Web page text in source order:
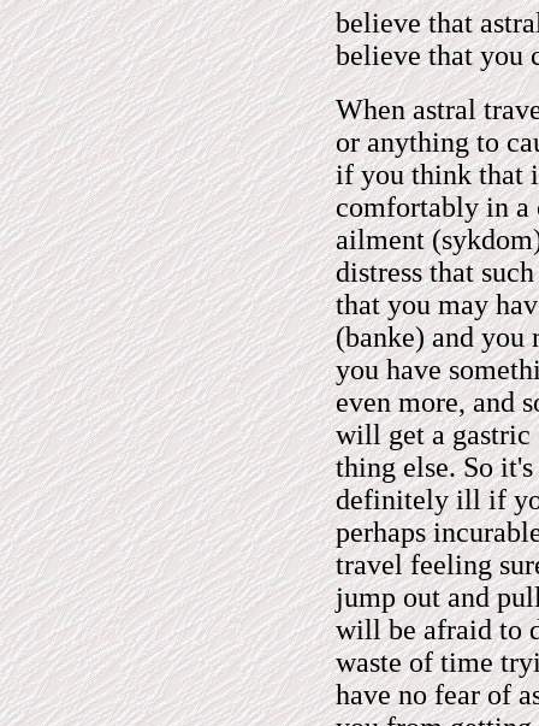
believe that
believe that you
When astral
or anything to
if you think that
comfortably in a
ailment
distress that
that you may
(banke) and you
you have
even more, and
will get a
thing else. So
definitely ill if
perhaps
travel feeling
jump out and
will be afraid to
waste of time
have no fear of